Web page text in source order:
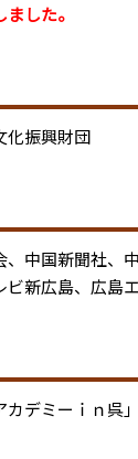
した。
振興財団
、中国新聞社、
ビ新広島、広島
カデミーｉｎ呉